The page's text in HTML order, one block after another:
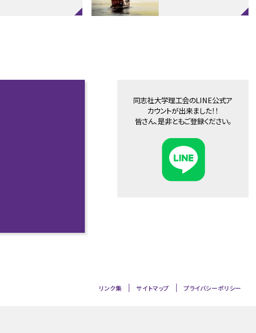
同志社大学理工会のLINE公式ア
カウントが出来ました！！
皆さん、是非ともご登録ください。
リンク集 サイトマップ プライバシーポリシー